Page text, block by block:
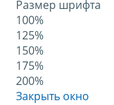
Размер шрифта
100%
125%
150%
175%
200%
Закрыть окно